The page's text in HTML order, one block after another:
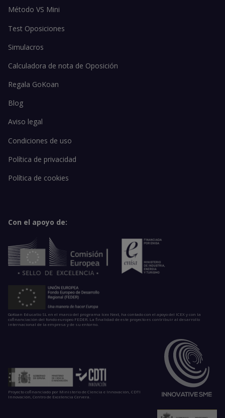
Método VS Mini
Test Oposiciones
Simulacros
Calculadora de nota de Oposición
Regala GoKoan
Blog
Aviso legal
Condiciones de uso
Política de privacidad
Política de cookies
Con el apoyo de:
GoKoan Educatio SL en el marco del programa Icex Next, ha contado con el apoyo del ICEX y con la
cofinanciación del fondo europeo FEDER. La finalidad de este proyecto es contribuir al desarrollo
internacional de la empresa y de su entorno.
Proyecto cofinanciado por Ministerio de Ciencia e Innovación, CDTI
Innovación, Centro de Excelencia Cervera.